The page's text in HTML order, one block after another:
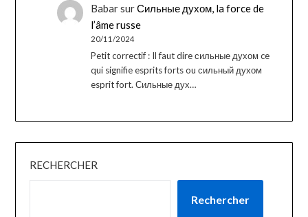
BabarsurСильные духом, la force de
l’âme russe
20/11/2024
Petit correctif : Il faut dire сильные духом ce
qui signifie esprits forts ou сильный духом
esprit fort. Сильные дух…
RECHERCHER
Rechercher